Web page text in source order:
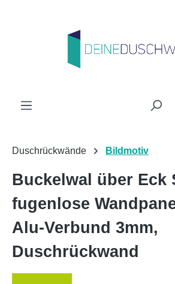
Duschrückwände Bildmotiv
Buckelwal über Eck
fugenlose
Alu-Verbund 3mm,
Duschrückwand